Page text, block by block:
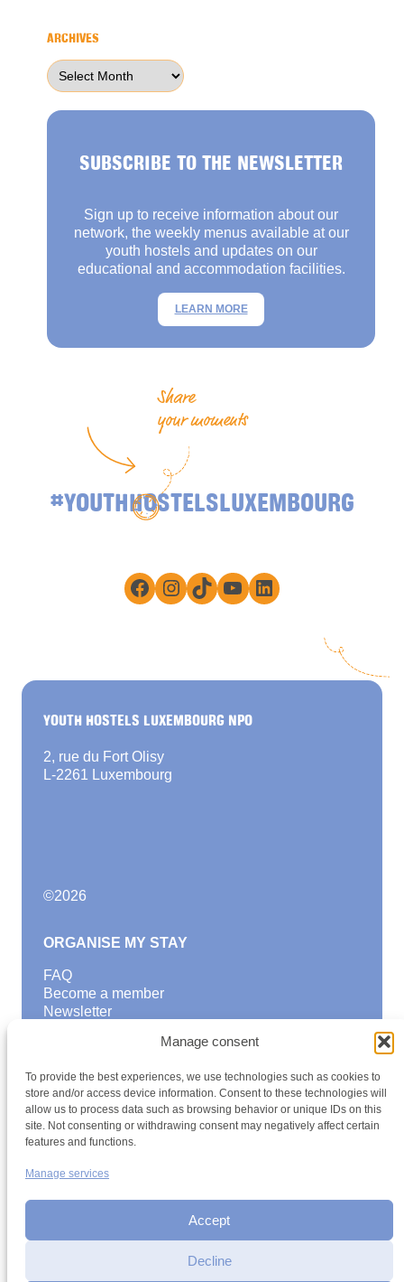
Manage consent
To provide the best experiences, we use technologies such as cookies to
store and/or access device information. Consent to these technologies will
allow us to process data such as browsing behavior or unique IDs on this
site. Not consenting or withdrawing consent may negatively affect certain
features and functions.
Manage services
Accept
Decline
ARCHIVES
Archives
SUBSCRIBE TO THE NEWSLETTER
Sign up to receive information about our
network, the weekly menus available at our
youth hostels and updates on our
educational and accommodation facilities.
LEARN MORE
Share
your moments
#YOUTHHOSTELSLUXEMBOURG
Facebook
Instagram
TikTokYouTube
LinkedIn
YOUTH HOSTELS LUXEMBOURG NPO
2, rue du Fort Olisy
L-2261 Luxembourg
©2026
ORGANISE MY STAY
FAQ
Become a member
Newsletter
Find a youth hostel
Discover activities
School Trips and group excursions
Teambuilding
Youth Hostels Luxembourg NPO